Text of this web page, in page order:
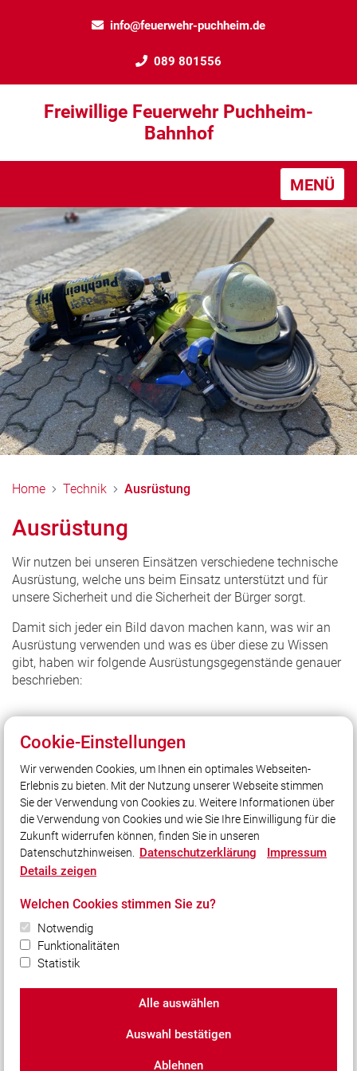
info@feuerwehr-puchheim.de
089 801556
Freiwillige Feuerwehr Puchheim-
Bahnhof
MENÜ
Home Technik Ausrüstung
Ausrüstung
Wir nutzen bei unseren Einsätzen verschiedene technische
Ausrüstung, welche uns beim Einsatz unterstützt und für
unsere Sicherheit und die Sicherheit der Bürger sorgt.
Damit sich jeder ein Bild davon machen kann, was wir an
Ausrüstung verwenden und was es über diese zu Wissen
gibt, haben wir folgende Ausrüstungsgegenstände genauer
beschrieben:
Unser Leitsatz
Cool genug…
…für ein heißes Hobby?
Social Media
Bleiben Sie mit uns in Kontakt und vernetzen Sie sich
mit uns!
© 2026 Freiwillige Feuerwehr Puchheim-Bahnhof
Datenschutz|Cookie-Einstellungen
Cookie-Einstellungen
Wir verwenden Cookies, um Ihnen ein optimales Webseiten-
Erlebnis zu bieten. Mit der Nutzung unserer Webseite stimmen
Sie der Verwendung von Cookies zu. Weitere Informationen über
die Verwendung von Cookies und wie Sie Ihre Einwilligung für die
Zukunft widerrufen können, finden Sie in unseren
Datenschutzhinweisen. Datenschutzerklärung
Impressum
Details zeigen
Welchen Cookies stimmen Sie zu?
Notwendig
Funktionalitäten
Statistik
Alle auswählen
Auswahl bestätigen
Ablehnen